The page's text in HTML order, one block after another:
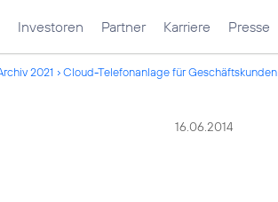
Investoren Partner Karriere Presse
2021 Cloud-Telefonanlage für Geschäftskunden
16.06.2014